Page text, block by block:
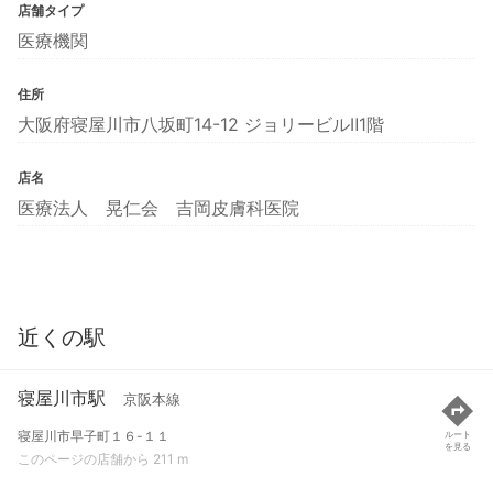
店舗タイプ
医療機関
住所
大阪府寝屋川市八坂町14-12 ジョリービルⅡ1階
店名
医療法人 晃仁会 吉岡皮膚科医院
近くの駅
寝屋川市駅 京阪本線
寝屋川市早子町１６-１１
このページの店舗から 211 m
ルート
を見る